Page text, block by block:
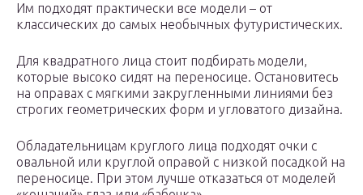
Им подходят практически все модели – от
классических до самых необычных футуристических.
Для квадратного лица стоит подбирать модели,
которые высоко сидят на переносице. Остановитесь
на оправах с мягкими закругленными линиями без
строгих геометрических форм и угловатого дизайна.
Обладательницам круглого лица подходят очки с
овальной или круглой оправой с низкой посадкой на
переносице. При этом лучше отказаться от моделей